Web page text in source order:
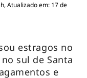
Atualizado em: 17 de
estragos no
sul de Santa
e